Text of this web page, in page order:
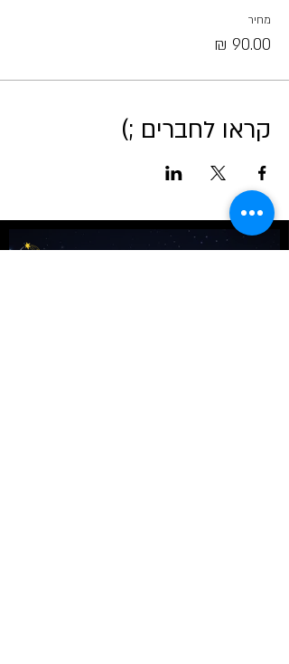
מחיר
קראו לחברים ;)